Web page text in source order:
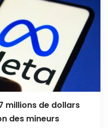
millions de dollars
des mineurs